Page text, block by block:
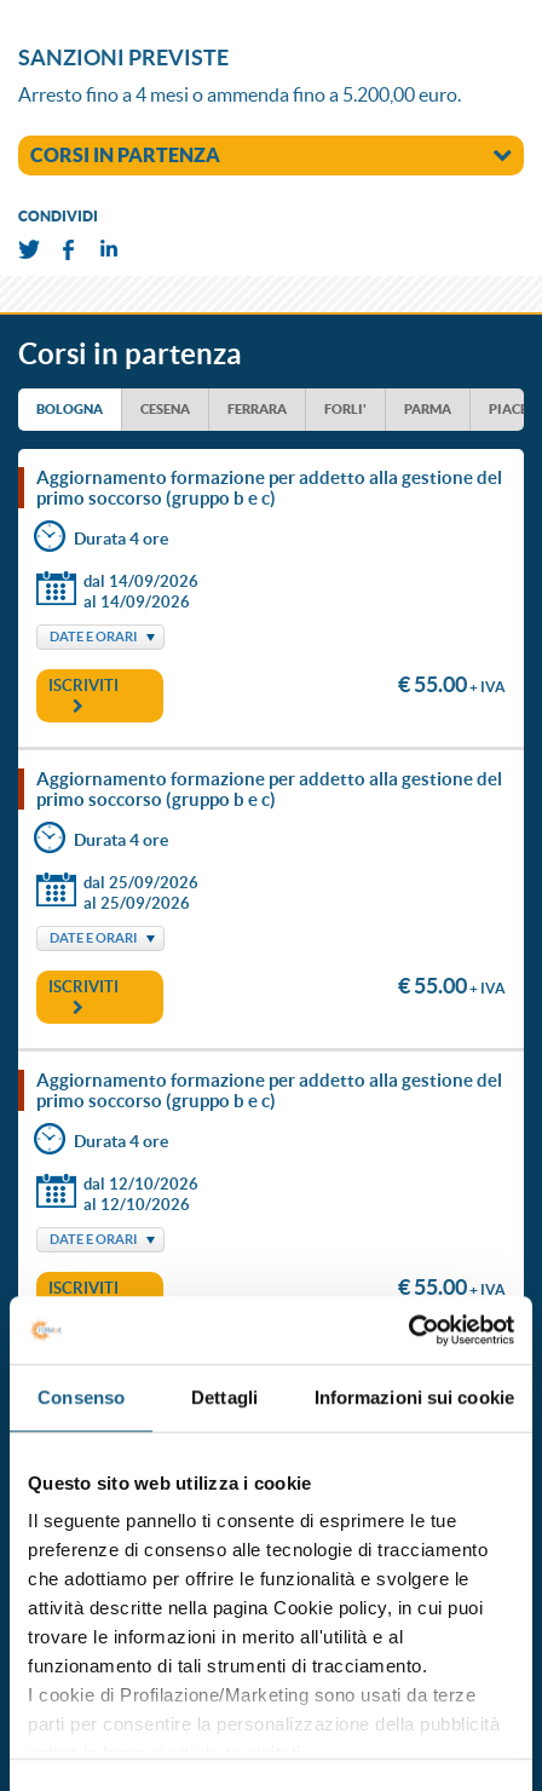
Consenso Dettagli Informazioni sui cookie
Questo sito web utilizza i cookie
Il seguente pannello ti consente di esprimere le tue
preferenze di consenso alle tecnologie di tracciamento
che adottiamo per offrire le funzionalità e svolgere le
attività descritte nella pagina Cookie policy, in cui puoi
trovare le informazioni in merito all'utilità e al
funzionamento di tali strumenti di tracciamento.
I cookie di Profilazione/Marketing sono usati da terze
parti per consentire la personalizzazione della pubblicità
SANZIONI PREVISTE
Arresto fino a 4 mesi o ammenda fino a 5.200,00 euro.
CORSI IN PARTENZA
CONDIVIDI
Corsi in partenza
BOLOGNA CESENA FERRARA FORLI' PARMA
aggiornamento formazione per addetto alla gestione del
primo soccorso (gruppo b e c)
Durata 4 ore
dal 14/09/2026
al 14/09/2026
DATE E ORARI
ISCRIVITI € 55.00+ IVA
aggiornamento formazione per addetto alla gestione del
primo soccorso (gruppo b e c)
Durata 4 ore
dal 25/09/2026
al 25/09/2026
DATE E ORARI
ISCRIVITI € 55.00+ IVA
aggiornamento formazione per addetto alla gestione del
primo soccorso (gruppo b e c)
Durata 4 ore
dal 12/10/2026
al 12/10/2026
DATE E ORARI
ISCRIVITI € 55.00+ IVA
primo soccorso (gruppo b e c)
dal 23/10/2026
DATE E ORARI
ISCRIVITI € 55.00
primo soccorso (gruppo b e c)